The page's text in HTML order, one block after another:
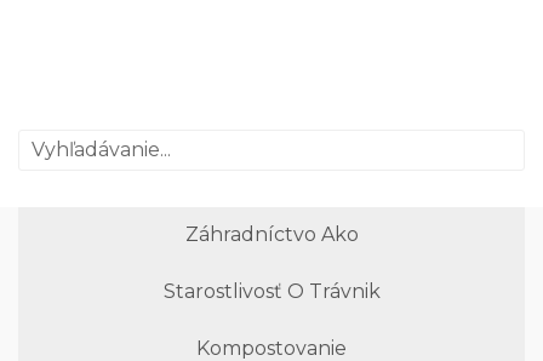
Záhradníctvo Ako
Starostlivosť O Trávnik
Kompostovanie